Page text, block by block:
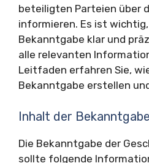
beteiligten Parteien über
informieren. Es ist
Bekanntgabe klar und
alle relevanten
Leitfaden erfahren Sie,
Bekanntgabe erstellen
Inhalt der Bekanntgabe
Die Bekanntgabe der
sollte folgende